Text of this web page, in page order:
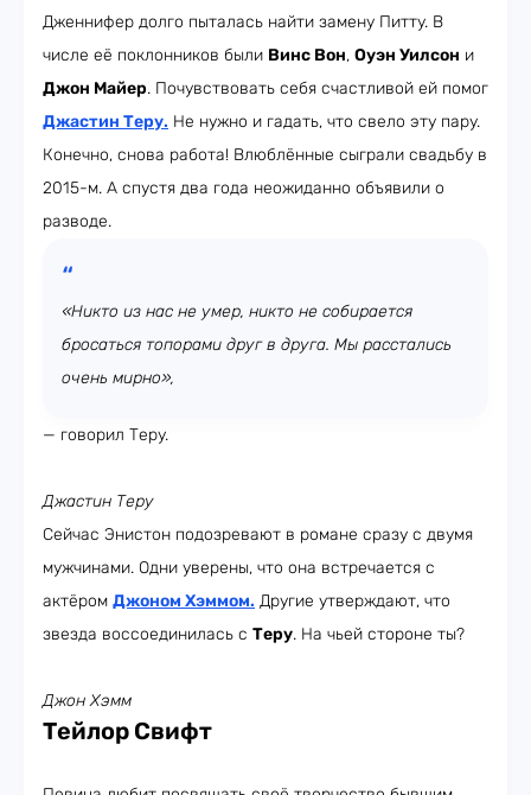
Дженнифер долго пыталась найти замену Питту. В
числе её поклонников были Винс Вон, Оуэн Уилсон и
Джон Майер. Почувствовать себя счастливой ей помог
Джастин Теру. Не нужно и гадать, что свело эту пару.
Конечно, снова работа! Влюблённые сыграли свадьбу в
2015-м. А спустя два года неожиданно объявили о
разводе.
«Никто из нас не умер, никто не собирается
бросаться топорами друг в друга. Мы расстались
очень мирно»,
— говорил Теру.
Джастин Теру
Сейчас Энистон подозревают в романе сразу с двумя
мужчинами. Одни уверены, что она встречается с
актёром Джоном Хэммом. Другие утверждают, что
звезда воссоединилась с Теру. На чьей стороне ты?
Джон Хэмм
Тейлор Свифт